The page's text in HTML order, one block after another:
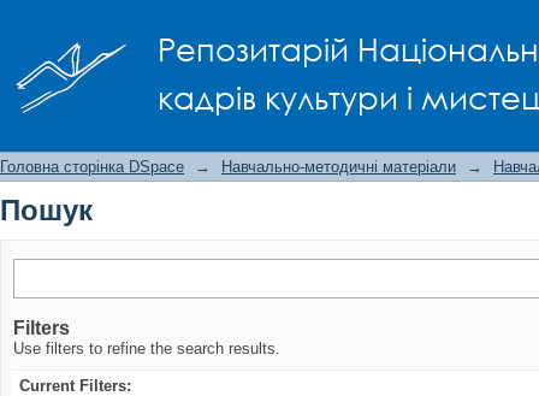
Репозитарій
кадрів культури і
Головна сторінка DSpace → Навчально-методичні матеріали →
Пошук
Filters
Use filters to refine the search results.
Current Filters: